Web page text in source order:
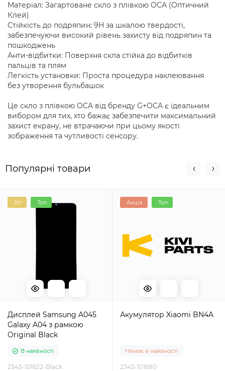
Матеріал: Загартоване скло з плівкою OCA (Оптичний
Клей)
Стійкість до подряпин: 9H за шкалою твердості,
забезпечуючи високий рівень захисту від подряпин та
пошкоджень
Анти-відбитки: Поверхня скла стійка до відбитків
пальців та плям
Легкість установки: Проста процедура наклеювання
без утворення бульбашок
Це скло з плівкою OCA від бренду G+OCA є ідеальним
вибором для тих, хто бажає забезпечити максимальний
захист екрану, не втрачаючи при цьому якості
зображення та чутливості сенсору.
Популярні товари
Хіт Топ
Дисплей Samsung A045
Galaxy A04 з рамкою
Original Black
В наявності
2345-101622-Black
Акція Топ
Акумулятор Xiaomi BN4A
Немає в наявності
2345-101680